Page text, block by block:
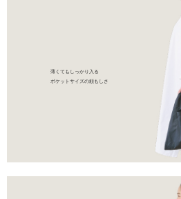
薄くてもしっかり入る
ポケットサイズの頼もしさ